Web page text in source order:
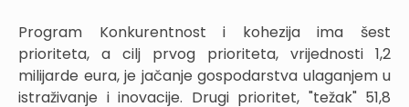
Program Konkurentnost i kohezija ima šest
prioriteta, a cilj prvog prioriteta, vrijednosti 1,2
milijarde eura, je jačanje gospodarstva ulaganjem u
istraživanje i inovacije. Drugi prioritet, "težak" 51,8